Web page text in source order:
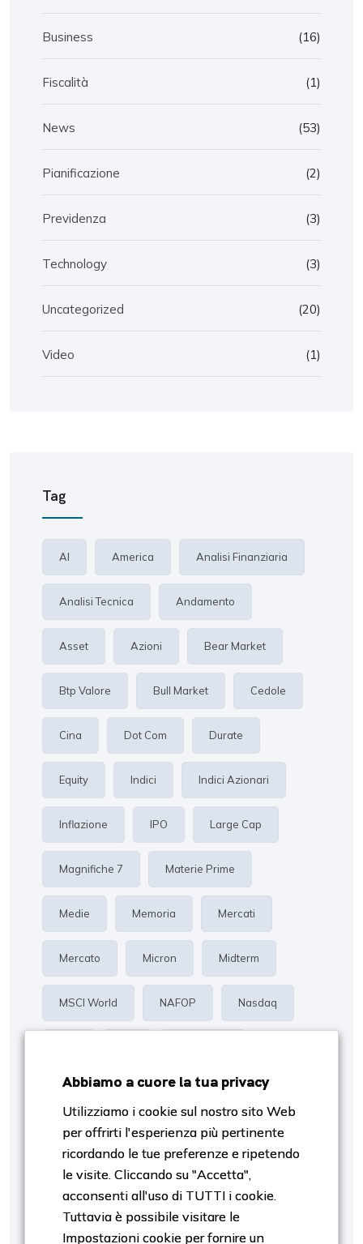
Business (16)
Fiscalità (1)
News (53)
Pianificazione (2)
Previdenza (3)
Technology (3)
Uncategorized (20)
Video (1)
Tag
AI America Analisi Finanziaria
Analisi Tecnica Andamento
Asset Azioni Bear Market
Btp Valore Bull Market Cedole
Cina Dot Com Durate
Equity Indici Indici Azionari
Inflazione IPO Large Cap
Magnifiche 7 Materie Prime
Medie Memoria Mercati
Mercato Micron Midterm
MSCI World NAFOP Nasdaq
Rendimento Risk Management
S&p500 Settori SpaceX
Stagiobnalità Stagionalità
Tech Trimestrali Valutazione
Abbiamo a cuore la tua privacy
Utilizziamo i cookie sul nostro sito Web
per offrirti l'esperienza più pertinente
ricordando le tue preferenze e ripetendo
le visite. Cliccando su "Accetta",
acconsenti all'uso di TUTTI i cookie.
Tuttavia è possibile visitare le
Impostazioni cookie per fornire un